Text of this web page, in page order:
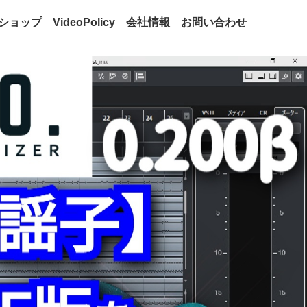
ョップ VideoPolicy 会社情報 お問い合わせ